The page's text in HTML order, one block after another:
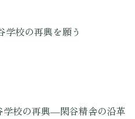
の再興を願う
興―閑谷精舎の沿革